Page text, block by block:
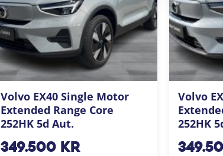
Volvo EX40 Single Motor
Extended Range Core
252HK 5d Aut.
349.500kr
Volvo
252HK